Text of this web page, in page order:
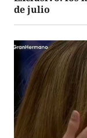
de julio